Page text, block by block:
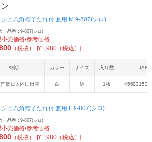
シュ八角帽子たれ付 兼用 M 9-807(シロ)
ー品番：9-807(シロ)
小売価格/参考価格
（税抜） [¥1,980（税込）]
納期 カラー サイズ 入り数 JAN
業日以内に出荷 白 Ｍ 1枚
シュ八角帽子たれ付 兼用 L 9-807(シロ)
ー品番：9-807(シロ)
小売価格/参考価格
（税抜） [¥1,980（税込）]